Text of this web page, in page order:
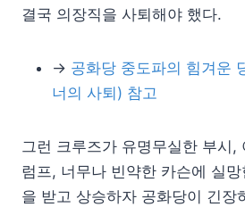
결국 의장직을 사퇴해야 했다.
→ 공화당 중도파의 힘겨운
너의 사퇴) 참고
그런 크루즈가 유명무실한 부시,
럼프, 너무나 빈약한 카슨에 실
을 받고 상승하자 공화당이 긴장